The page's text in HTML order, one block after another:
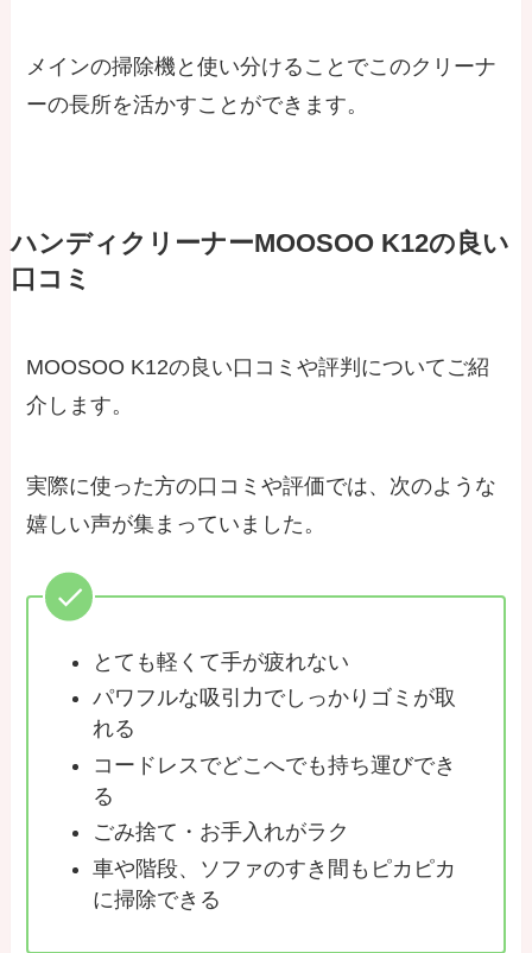
メインの掃除機と使い分けることでこのクリーナ
ーの長所を活かすことができます。
ハンディクリーナーMOOSOO K12の良い
口コミ
MOOSOO K12の良い口コミや評判についてご紹
介します。
実際に使った方の口コミや評価では、次のような
嬉しい声が集まっていました。
とても軽くて手が疲れない
パワフルな吸引力でしっかりゴミが取
れる
コードレスでどこへでも持ち運びでき
る
ごみ捨て・お手入れがラク
車や階段、ソファのすき間もピカピカ
に掃除できる